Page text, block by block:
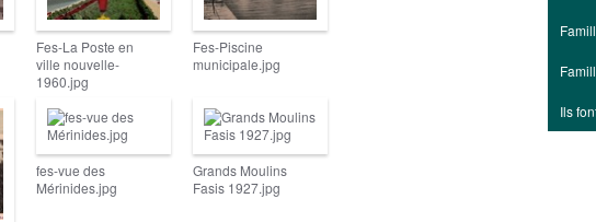
Ils
Fes-La Poste en
ville nouvelle-
1960.jpg
Fes-Piscine
municipale.jpg
fes-vue des
Mérinides.jpg
Grands Moulins
Fasis 1927.jpg